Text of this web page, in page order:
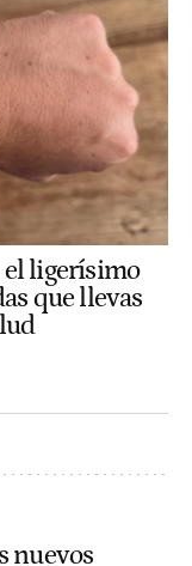
el ligerísimo
que llevas
nuevos